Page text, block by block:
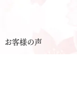
お客様の声